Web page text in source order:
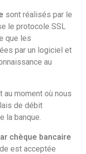
sont réalisés par le
le protocole SSL
que les
par un logiciel et
au
moment où nous
de débit
la banque.
chèque bancaire
est acceptée